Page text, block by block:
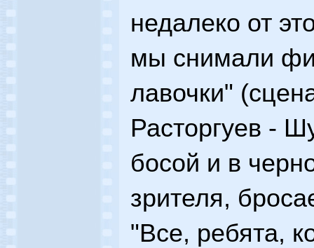
недалеко от
мы снимали
лавочки"
Расторгуев -
босой и в
зрителя,
"Все, ребята,